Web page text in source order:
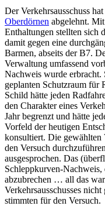
Der Verkehrsausschuss
Oberdörnen abgelehnt.
Enthaltungen stellten sich
damit gegen eine
Barmen, abseits der B7.
Verwaltung umfassend
Nachweis wurde
geplanten Schutzraum für
Schild hätte jeden
den Charakter eines
Jahr begrenzt und hätte
Vorfeld der heutigen
konsultiert. Die gewählten
den Versuch
ausgesprochen. Das
Schleppkurven-
abzubrechen … all das
Verkehrsausschusses
stimmten für den Versuch.